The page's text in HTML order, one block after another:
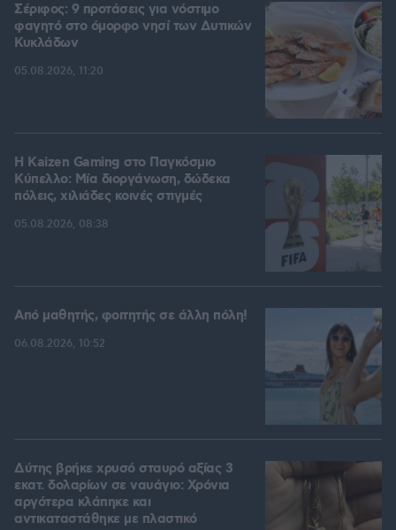
Σέριφος: 9 προτάσεις για νόστιμο
φαγητό στο όμορφο νησί των Δυτικών
Κυκλάδων
05.08.2026, 11:20
H Kaizen Gaming στο Παγκόσμιο
Kύπελλο: Μία διοργάνωση, δώδεκα
πόλεις, χιλιάδες κοινές στιγμές
05.08.2026, 08:38
Από μαθητής, φοιτητής σε άλλη πόλη!
06.08.2026, 10:52
Δύτης βρήκε χρυσό σταυρό αξίας 3
εκατ. δολαρίων σε ναυάγιο: Χρόνια
αργότερα κλάπηκε και
αντικαταστάθηκε με πλαστικό